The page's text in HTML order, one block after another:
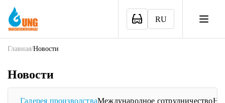
RU
Главная/Новости
Новости
Галерея производстваМеждународное сотрудничество